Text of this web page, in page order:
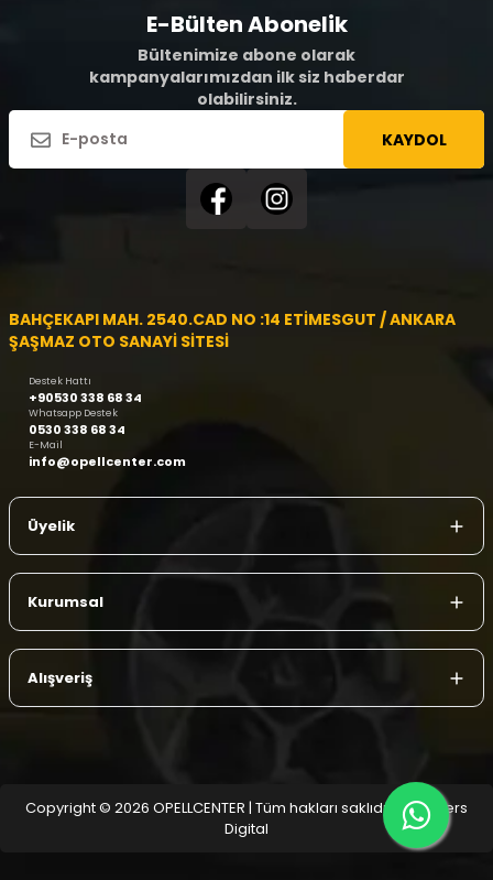
E-Bülten Abonelik
Bültenimize abone olarak
kampanyalarımızdan ilk siz haberdar
olabilirsiniz.
KAYDOL
BAHÇEKAPI MAH. 2540.CAD NO :14 ETİMESGUT / ANKARA
ŞAŞMAZ OTO SANAYİ SİTESİ
Destek Hattı
+90530 338 68 34
Whatsapp Destek
0530 338 68 34
E-Mail
info@opellcenter.com
Üyelik
Kurumsal
Alışveriş
Copyright © 2026 OPELLCENTER | Tüm hakları saklıdır.
| Reliefers
Digital